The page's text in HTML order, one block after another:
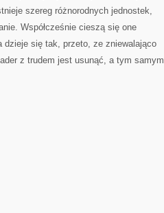
szereg różnorodnych jednostek,
Współcześnie cieszą się one
dzieje się tak, przeto, ze zniewalająco
z trudem jest usunąć, a tym samym